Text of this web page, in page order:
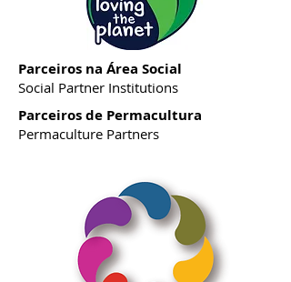
Parceiros na Área Social
Social Partner Institutions
Parceiros de Permacultura
Permaculture Partners